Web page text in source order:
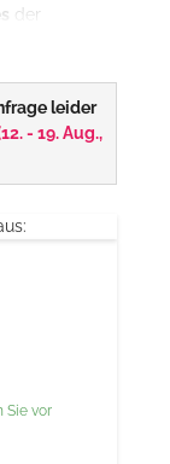
der
eine
leider
12. - 19. Aug.,
Sie vor